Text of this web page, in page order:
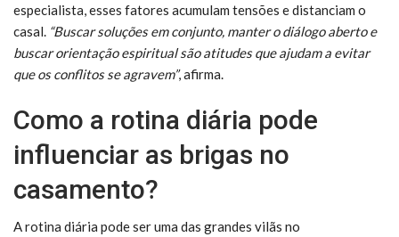
especialista, esses fatores acumulam tensões e distanciam o
casal. “Buscar soluções em conjunto, manter o diálogo aberto e
buscar orientação espiritual são atitudes que ajudam a evitar
que os conflitos se agravem”, afirma.
Como a rotina diária pode
influenciar as brigas no
casamento?
A rotina diária pode ser uma das grandes vilãs no